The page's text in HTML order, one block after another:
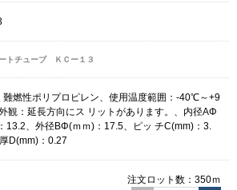
トチューブ ＫＣー１３
難燃性ポリプロピレン、使用温度範囲：-40℃～+9
観：延長方向にス リットがあります。、内径AΦ
13.2、外径BΦ(ｍｍ)：17.5、ピッ チC(mm)：3.
D(mm)：0.27
注文ロット数： 350ｍ